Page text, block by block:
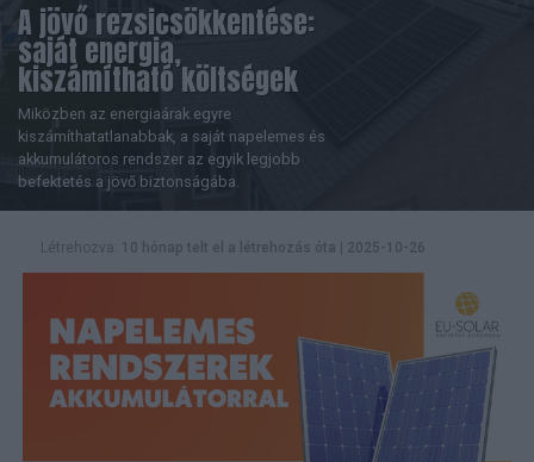
A jövő rezsicsökkentése:
saját energia,
kiszámítható költségek
Miközben az energiaárak egyre
kiszámíthatatlanabbak, a saját napelemes és
akkumulátoros rendszer az egyik legjobb
befektetés a jövő biztonságába.
Létrehozva: 10 hónap telt el a létrehozás óta 2025-10-26